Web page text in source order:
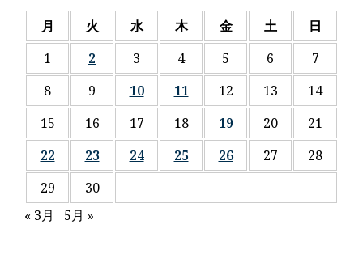
月
火 水 木 金 土
日
1
2 3 4 5 6
7
8
9 10 11 12 13
14
15
16 17 18 19 20
21
22
23 24 25 26 27
28
29
30
« 3月
5月 »